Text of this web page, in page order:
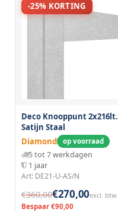
-25% KORTING
Deco Knooppunt 2x216lt.
Satijn Staal
Diamond
op voorraad
5 tot 7 werkdagen
1 jaar
Art: DE21-U-AS/N
€360,00€270,00excl. btw
Bespaar €90,00